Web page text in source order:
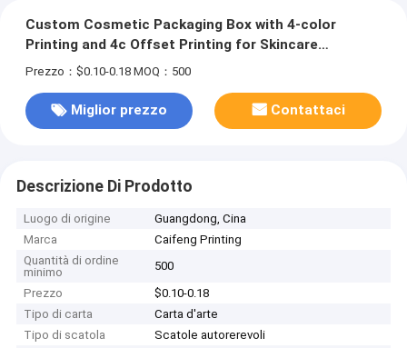
Custom Cosmetic Packaging Box with 4-color
Printing and 4c Offset Printing for Skincare
Products
Prezzo：$0.10-0.18 MOQ：500
Miglior prezzo Contattaci
Descrizione Di Prodotto
Luogo di origine
Guangdong, Cina
Marca
Caifeng Printing
Quantità di ordine
minimo
500
Prezzo
$0.10-0.18
Tipo di carta
Carta d'arte
Tipo di scatola
Scatole autorerevoli